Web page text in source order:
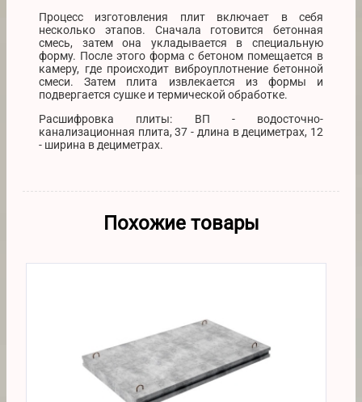
Процесс изготовления плит включает в себя
несколько этапов. Сначала готовится бетонная
смесь, затем она укладывается в специальную
форму. После этого форма с бетоном помещается в
камеру, где происходит виброуплотнение бетонной
смеси. Затем плита извлекается из формы и
подвергается сушке и термической обработке.
Расшифровка плиты: ВП - водосточно-
канализационная плита, 37 - длина в дециметрах, 12
- ширина в дециметрах.
Похожие товары